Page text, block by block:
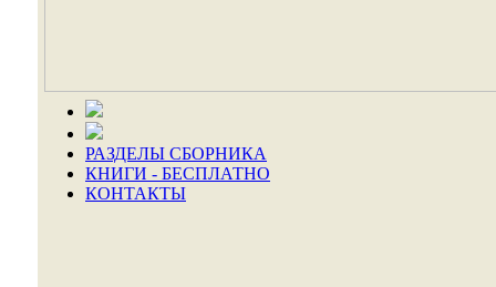
РАЗДЕЛЫ СБОРНИКА
КНИГИ - БЕСПЛАТНО
КОНТАКТЫ